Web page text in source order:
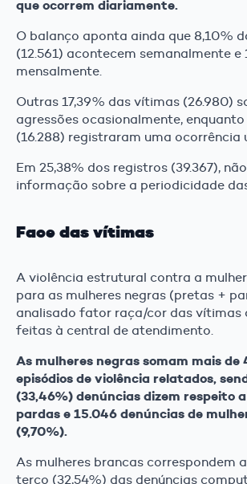
que ocorrem diariamente.
O balanço aponta ainda que 8,10%
(12.561) acontecem semanalmente e
mensalmente.
Outras 17,39% das vítimas (26.980)
agressões ocasionalmente, enquanto
(16.288) registraram uma ocorrência
Em 25,38% dos registros (39.367),
informação sobre a periodicidade
Face das vítimas
A violência estrutural contra a
para as mulheres negras (pretas +
analisado fator raça/cor das vítimas
feitas à central de atendimento.
As mulheres negras somam mais de
episódios de violência relatados,
(33,46%) denúncias dizem respeito
pardas e 15.046 denúncias de
(9,70%).
As mulheres brancas correspondem
terço (32,54%) das denúncias